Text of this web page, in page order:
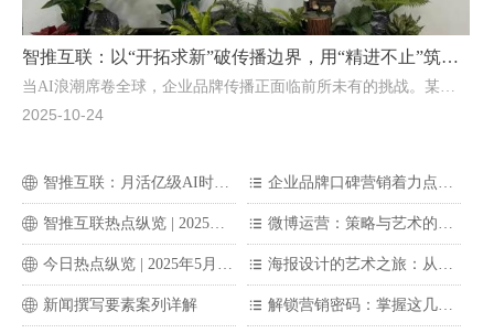
智推互联：以“开拓求新”破传播边界，用“精进不止”筑服
务壁垒
当AI浪潮席卷全球，企业品牌传播正面临前所未有的挑战。某企
业市场部负责人看着一组棘手的数据：预算投入持续，但品牌声量
标人群，并实现深度共鸣与长效增长？
2025-10-24
ꄓ 智推互联：月活亿级AI时代，企业如何抢占新流量？
ꄓ 智推互联热点纵览 | 2025年6月4日燃气安全“分钟级”响应网建成
ꄓ 今日热点纵览 | 2025年5月23日G7财长会暗流涌动！中国科技金融新政落地！日本百年银行巨亏18078亿日元​
ꄓ 新闻撰写要素案列详解
뀑 企业品牌口碑营销着力点是什么？
뀑 微博运营：策略与艺术的交响
뀑 海报设计的艺术之旅：从创意到实现的探索
뀑 解锁营销密码：掌握这几点思维，让你在市场中脱颖而出！"